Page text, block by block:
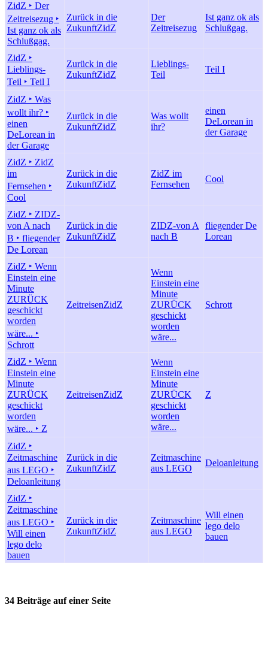
ZidZ ‣ Der
Zeitreisezug ‣
Ist ganz ok als
Schlußgag.
Zurück in die
ZukunftZidZ
Der
Zeitreisezug
Ist ganz ok als
Schlußgag.
ZidZ ‣
Lieblings-
Teil ‣ Teil I
Zurück in die
ZukunftZidZ
Lieblings-
Teil
Teil I
ZidZ ‣ Was
wollt ihr? ‣
einen
DeLorean in
der Garage
Zurück in die
ZukunftZidZ
Was wollt
ihr?
einen
DeLorean in
der Garage
ZidZ ‣ ZidZ
im
Fernsehen ‣
Cool
Zurück in die
ZukunftZidZ
ZidZ im
Fernsehen
Cool
ZidZ ‣ ZIDZ-
von A nach
B ‣ fliegender
De Lorean
Zurück in die
ZukunftZidZ
ZIDZ-von A
nach B
fliegender De
Lorean
ZidZ ‣ Wenn
Einstein eine
Minute
ZURÜCK
geschickt
worden
wäre... ‣
Schrott
ZeitreisenZidZ
Wenn
Einstein eine
Minute
ZURÜCK
geschickt
worden
wäre...
Schrott
ZidZ ‣ Wenn
Einstein eine
Minute
ZURÜCK
geschickt
worden
wäre... ‣ Z
ZeitreisenZidZ
Wenn
Einstein eine
Minute
ZURÜCK
geschickt
worden
wäre...
Z
ZidZ ‣
Zeitmaschine
aus LEGO ‣
Deloanleitung
Zurück in die
ZukunftZidZ
Zeitmaschine
aus LEGO
Deloanleitung
ZidZ ‣
Zeitmaschine
aus LEGO ‣
Will einen
lego delo
bauen
Zurück in die
ZukunftZidZ
Zeitmaschine
aus LEGO
Will einen
lego delo
bauen
34 Beiträge auf einer Seite